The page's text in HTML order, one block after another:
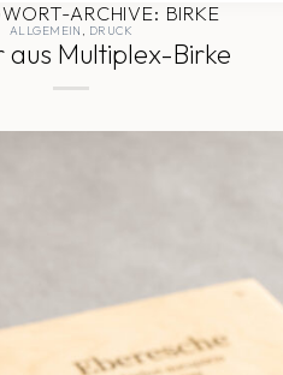
ARCHIVE: BIRKE
ALLGEMEIN , DRUCK
aus Multiplex-Birke